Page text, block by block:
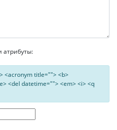
атрибуты:
<acronym title=""> <b>
<del datetime=""> <em> <i> <q